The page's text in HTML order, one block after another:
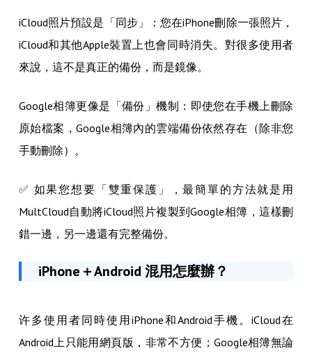
iCloud照片預設是「同步」：您在iPhone刪除一張照片，
iCloud和其他Apple裝置上也會同時消失。對很多使用者
來說，這不是真正的備份，而是鏡像。
Google相簿更像是「備份」機制：即使您在手機上刪除
原始檔案，Google相簿內的雲端備份依然存在（除非您
手動刪除）。
✅ 如果您想要「雙重保護」，最簡單的方法就是用
MultCloud自動將iCloud照片複製到Google相簿，這樣刪
錯一邊，另一邊還有完整備份。
iPhone＋Android 混用怎麼辦？
许多使用者同時使用iPhone和Android手機。iCloud在
Android上只能用網頁版，非常不方便；Google相簿無論